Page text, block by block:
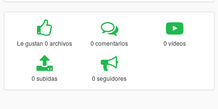
Le gustan 0 archivos 0 comentarios 0 vídeos
0 subidas 0 seguidores